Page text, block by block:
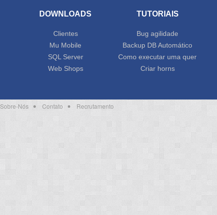
DOWNLOADS
Clientes
Mu Mobile
SQL Server
Web Shops
TUTORIAIS
Bug agilidade
Backup DB Automático
Como executar uma quer
Criar horns
Sobre-Nós Contato Recrutamento